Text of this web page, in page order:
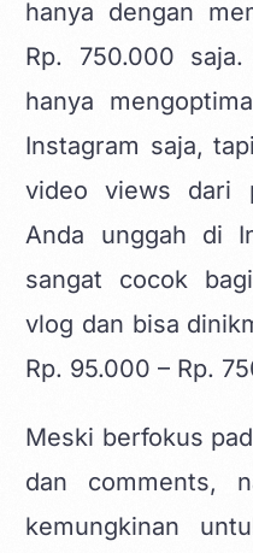
hanya dengan
Rp. 750.000
hanya
Instagram saja,
video views dari
Anda unggah di
sangat cocok
vlog dan bisa
Rp. 95.000 – Rp.
Meski berfokus
dan comments,
kemungkinan